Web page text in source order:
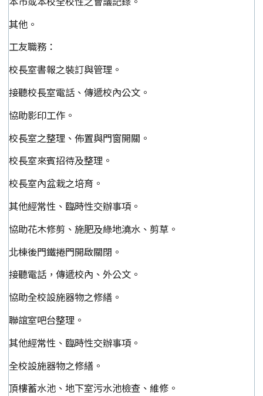
其他。
工友職務：
校長室書報之裝訂與管理。
接聽校長室電話、傳遞校內公文。
協助影印工作。
校長室之整理、佈置與門窗開關。
校長室來賓招待及整理。
校長室內盆栽之培育。
其他經常性、臨時性交辦事項。
協助花木修剪、施肥及綠地澆水、剪草。
北棟後門鐵捲門開啟關閉。
接聽電話，傳遞校內、外公文。
協助全校設施器物之修繕。
聯誼室吧台整理。
其他經常性、臨時性交辦事項。
全校設施器物之修繕。
頂樓蓄水池、地下室污水池檢查、維修。